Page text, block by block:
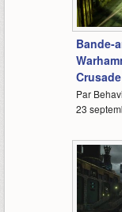
Bande-
Crusade
Par
23